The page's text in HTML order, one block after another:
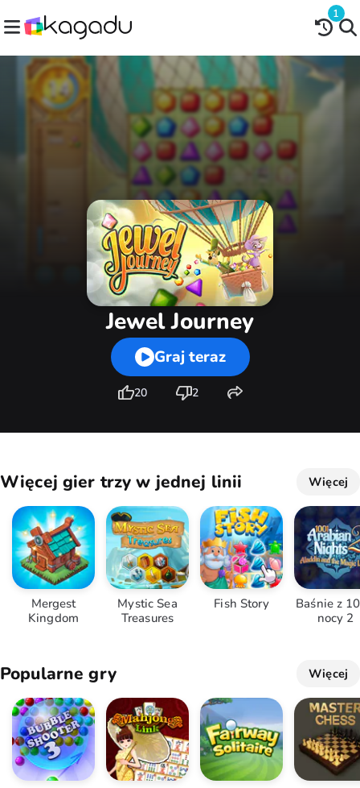
1
Jewel Journey
Graj teraz
20 2
Więcej gier trzy w jednej linii Więcej
Mergest
Kingdom
Mystic Sea
Treasures
Fish Story
Baśnie z
nocy 2
Popularne gry Więcej